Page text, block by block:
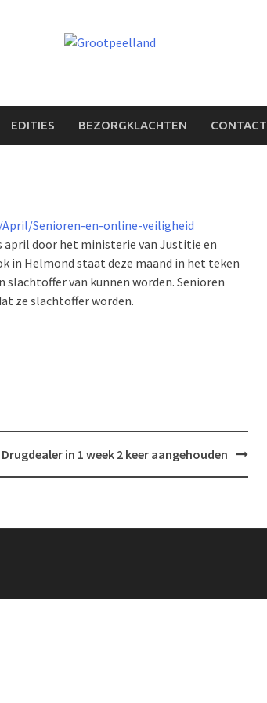
EDITIES BEZORGKLACHTEN CONTACT
Senioren-en-online-veiligheid
door het ministerie van Justitie en
in Helmond staat deze maand in het teken
van kunnen worden. Senioren
ze slachtoffer worden.
Drugdealer in 1 week 2 keer aangehouden